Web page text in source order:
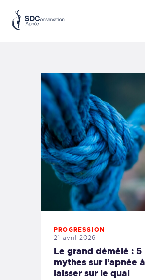
ACCUEIL
SESSIONS
PRATIQUE
BLOP!
A PROPOS
BONS CADEAUX
RÉSERVER
+33 (6) 95 50 18 95
PROGRESSION
21 avril 2026
Le grand démêlé : 5
mythes sur l’apnée à
laisser sur le quai